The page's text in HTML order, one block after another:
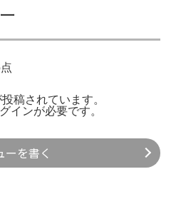
稿されています。
インが必要です。
ーを書く